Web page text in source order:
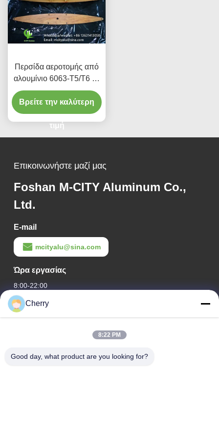
Περσίδα αεροτομής από
αλουμίνιο 6063-T5/T6 με
φινίρισμα υφής ξύλου,
πλάτους 100mm έως
600mm για αρχιτεκτονικές
προσόψεις
Βρείτε την καλύτερη
τιμή
Επικοινωνήστε μαζί μας
Foshan M-CITY Aluminum Co.,
Ltd.
E-mail
mcityalu@sina.com
Ώρα εργασίας
8:00-22:00
Η διεύθυνσή μας
Βιομηχανικό πάρκο Hegui, Lishui, Nanhai Foshan Guangdong
Cherry
8:22 PM
Good day, what product are you looking for?